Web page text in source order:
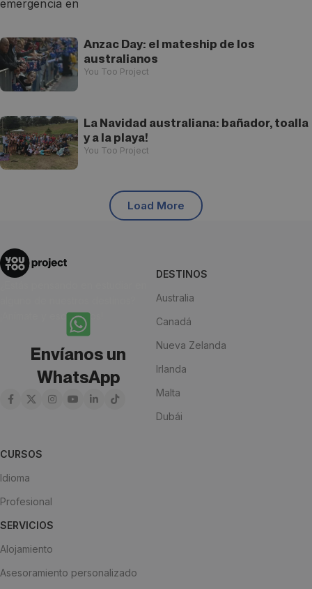
Anzac Day: el mateship de los
australianos
You Too Project
La Navidad australiana: bañador, toalla
y a la playa!
You Too Project
Load More
¡Anímate y escríbenos!
Envíanos un
WhatsApp
DESTINOS
Australia
Canadá
Nueva Zelanda
Irlanda
Malta
Dubái
CURSOS
Idioma
Profesional
SERVICIOS
Alojamiento
Asesoramiento personalizado